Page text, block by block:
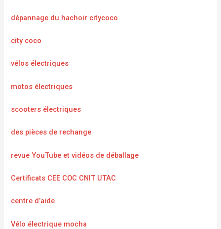
dépannage du hachoir citycoco
city coco
vélos électriques
motos électriques
scooters électriques
des pièces de rechange
revue YouTube et vidéos de déballage
Certificats CEE COC CNIT UTAC
centre d’aide
Vélo électrique mocha